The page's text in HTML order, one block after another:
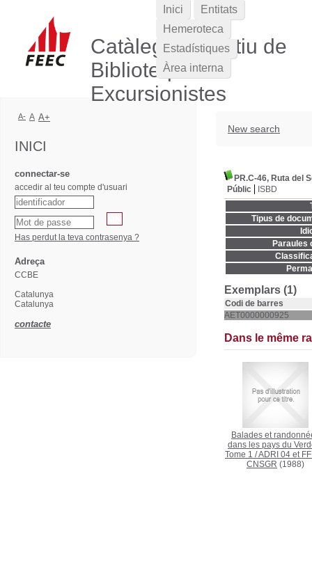
Catàleg Col·lectiu de
Biblioteques
Excursionistes
New search
PR.C-46, Ruta del
Públic
ISBD
Tipus de
Paraules
Exemplars (1)
Codi de barres
AET0000000925
Dans le même
Balades et
dans les pays du
Tome 1 /ADRI 04 et
CNSGR (1988)
Inici
Entitats
Hemeroteca
Estadístiques
Àrea interna
A- A A+
INICI
connectar-se
accedir al teu compte d'usuari
Has perdut la teva contrasenya ?
Adreça
CCBE
Catalunya
Catalunya
contacte